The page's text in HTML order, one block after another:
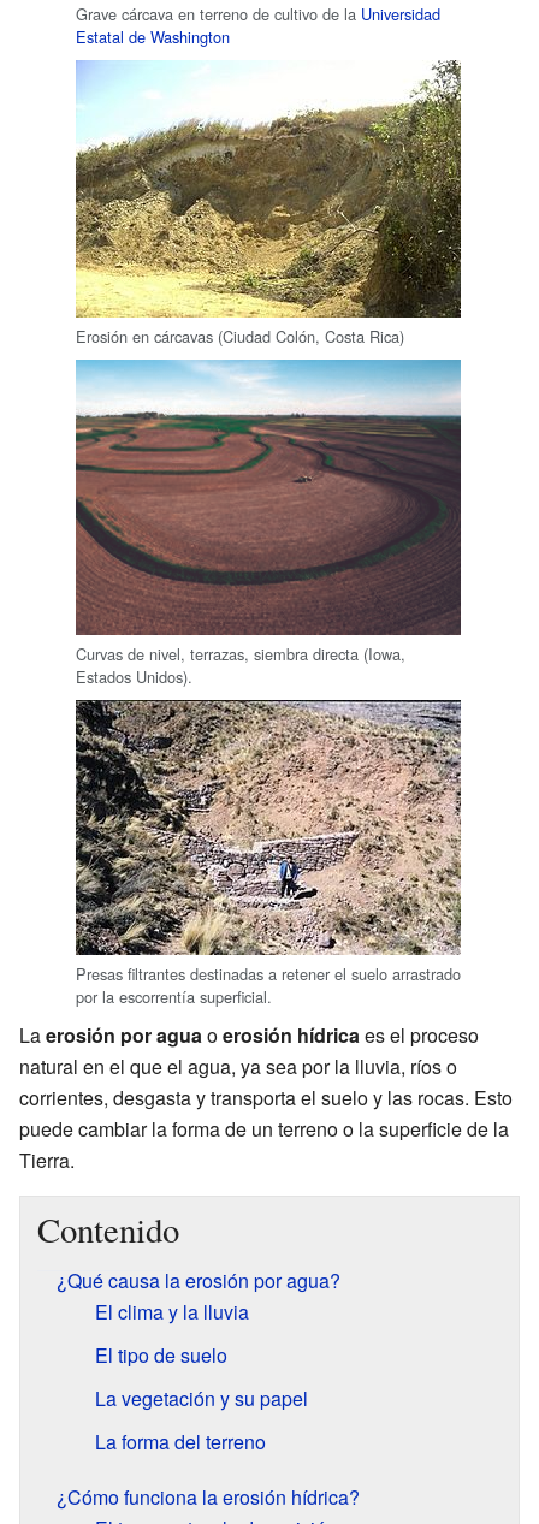
Grave cárcava en terreno de cultivo de la Universidad
Estatal de Washington
Erosión en cárcavas (Ciudad Colón, Costa Rica)
Curvas de nivel, terrazas, siembra directa (Iowa,
Estados Unidos).
Presas filtrantes destinadas a retener el suelo arrastrado
por la escorrentía superficial.
Laerosión por agua oerosión hídrica es el proceso
natural en el que el agua, ya sea por la lluvia, ríos o
corrientes, desgasta y transporta el suelo y las rocas. Esto
puede cambiar la forma de un terreno o la superficie de la
Tierra.
Contenido
¿Qué causa la erosión por agua?
El clima y la lluvia
El tipo de suelo
La vegetación y su papel
La forma del terreno
¿Cómo funciona la erosión hídrica?